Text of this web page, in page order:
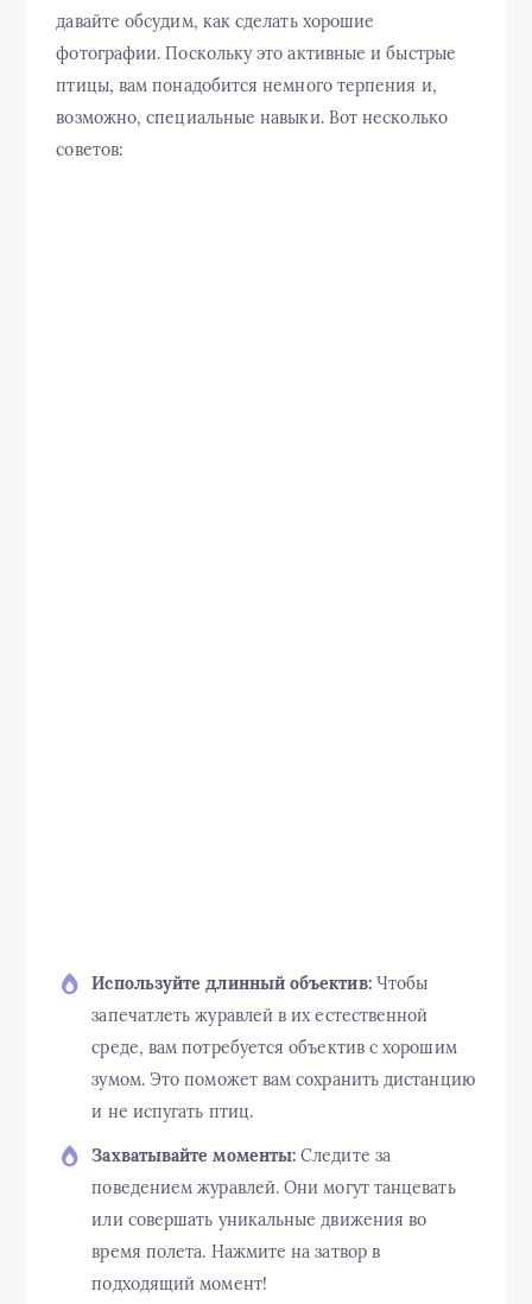
давайте обсудим, как сделать хорошие
фотографии. Поскольку это активные и быстрые
птицы, вам понадобится немного терпения и,
возможно, специальные навыки. Вот несколько
советов:
Используйте длинный объектив:Чтобы
запечатлеть журавлей в их естественной
среде, вам потребуется объектив с хорошим
зумом. Это поможет вам сохранить дистанцию
и не испугать птиц.
Захватывайте моменты: Следите за
поведением журавлей. Они могут танцевать
или совершать уникальные движения во
время полета. Нажмите на затвор в
подходящий момент!